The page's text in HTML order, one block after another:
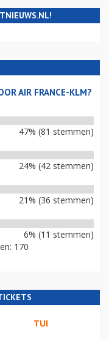
AIR FRANCE-KLM?
47% (81 stemmen)
24% (42 stemmen)
21% (36 stemmen)
6% (11 stemmen)
170
TUI